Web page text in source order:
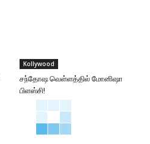
Kollywood
சந்தோஷ வெள்ளத்தில் மோனிஷா
பிளஸ்சி!